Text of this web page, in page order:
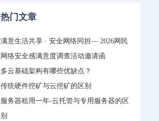
热门文章
满意生活共享 · 安全网络同担— 2026网民
网络安全感满意度调查活动邀请函
多云基础架构有哪些优缺点？
传统硬件挖矿与云挖矿的区别
服务器租用一年-云托管与专用服务器的区
别